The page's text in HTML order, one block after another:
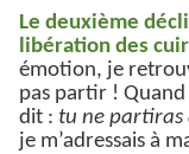
Le deuxième
libération des
émotion, je
pas partir ! Quand
dit : tu ne partiras
je m’adressais à